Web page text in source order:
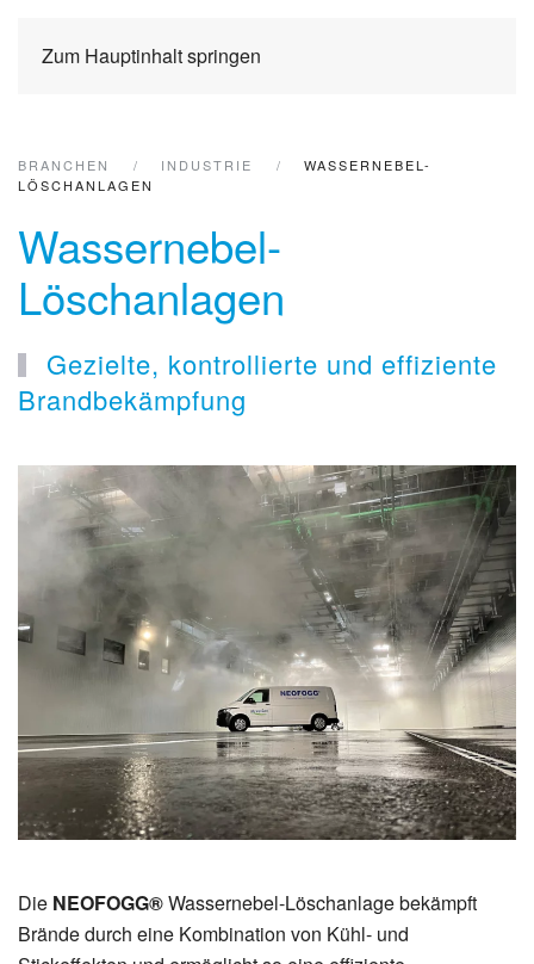
Zum Hauptinhalt springen
BRANCHEN INDUSTRIE
WASSERNEBEL-
LÖSCHANLAGEN
Wassernebel-
Löschanlagen
Gezielte, kontrollierte und effiziente
Brandbekämpfung
Die NEOFOGG®Wassernebel-Löschanlage bekämpft
Brände durch eine Kombination von Kühl- und